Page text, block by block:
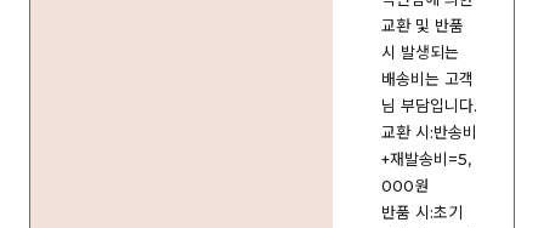
교환 및 반품
시 발생되는
배송비는 고객
님 부담입니다.
교환 시:반송비
+재발송비=5,
000원
반품 시:초기